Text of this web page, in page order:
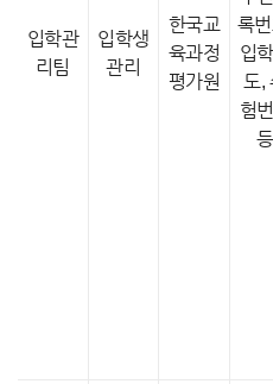
입학관
리팀
입학생
관리
한국교
육과정
평가원
록
입
도,
험
등